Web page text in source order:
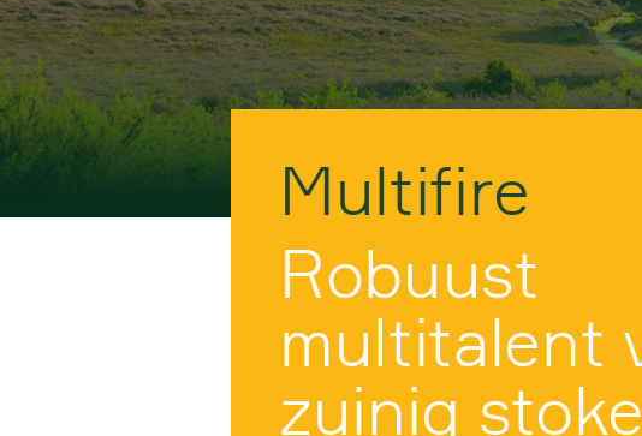
Multifire
Robuust
multitalent
zuinig